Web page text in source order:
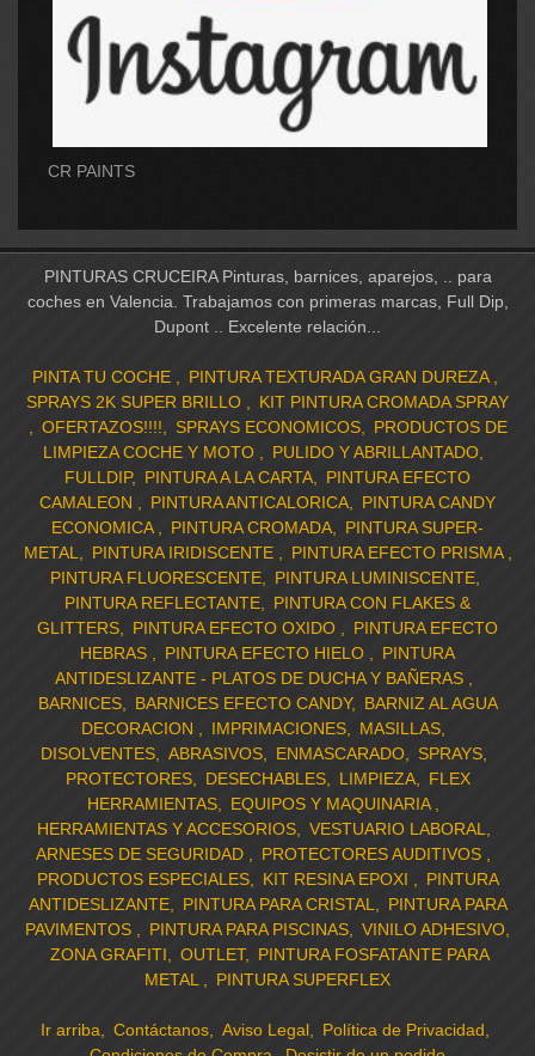
CR PAINTS
PINTURAS CRUCEIRA Pinturas, barnices, aparejos, .. para
coches en Valencia. Trabajamos con primeras marcas, Full Dip,
Dupont .. Excelente relación...
PINTA TU COCHE
PINTURA TEXTURADA GRAN DUREZA
SPRAYS 2K SUPER BRILLO
KIT PINTURA CROMADA SPRAY
OFERTAZOS!!!!
SPRAYS ECONOMICOS
PRODUCTOS DE
LIMPIEZA COCHE Y MOTO
PULIDO Y ABRILLANTADO
FULLDIP
PINTURA A LA CARTA
PINTURA EFECTO
CAMALEON
PINTURA ANTICALORICA
PINTURA CANDY
ECONOMICA
PINTURA CROMADA
PINTURA SUPER-
METAL
PINTURA IRIDISCENTE
PINTURA EFECTO PRISMA
PINTURA FLUORESCENTE
PINTURA LUMINISCENTE
PINTURA REFLECTANTE
PINTURA CON FLAKES &
GLITTERS
PINTURA EFECTO OXIDO
PINTURA EFECTO
HEBRAS
PINTURA EFECTO HIELO
PINTURA
ANTIDESLIZANTE - PLATOS DE DUCHA Y BAÑERAS
BARNICES
BARNICES EFECTO CANDY
BARNIZ AL AGUA
DECORACION
IMPRIMACIONES
MASILLAS
DISOLVENTES
ABRASIVOS ENMASCARADO
SPRAYS
PROTECTORES
DESECHABLES LIMPIEZA
FLEX
HERRAMIENTAS
EQUIPOS Y MAQUINARIA
HERRAMIENTAS Y ACCESORIOS
VESTUARIO LABORAL
ARNESES DE SEGURIDAD
PROTECTORES AUDITIVOS
PRODUCTOS ESPECIALES
KIT RESINA EPOXI
PINTURA
ANTIDESLIZANTE
PINTURA PARA CRISTAL
PINTURA PARA
PAVIMENTOS
PINTURA PARA PISCINAS
VINILO ADHESIVO
ZONA GRAFITI
OUTLET
PINTURA FOSFATANTE PARA
METAL
PINTURA SUPERFLEX
Ir arriba Contáctanos Aviso Legal
Política de Privacidad